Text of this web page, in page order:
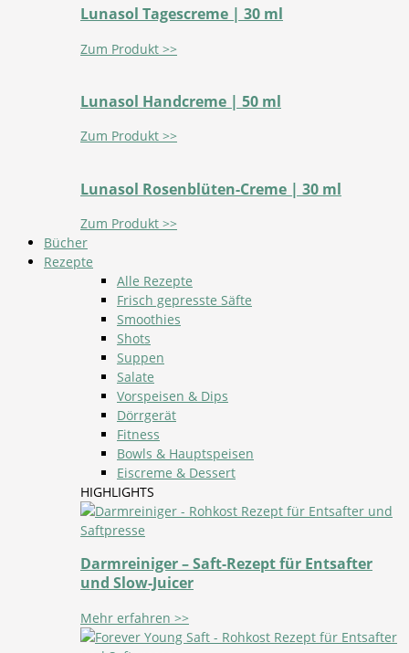
Lunasol Tagescreme | 30 ml
Zum Produkt >>
Lunasol Handcreme | 50 ml
Zum Produkt >>
Lunasol Rosenblüten-Creme | 30 ml
Zum Produkt >>
Bücher
Rezepte
Alle Rezepte
Frisch gepresste Säfte
Smoothies
Shots
Suppen
Salate
Vorspeisen & Dips
Dörrgerät
Fitness
Bowls & Hauptspeisen
Eiscreme & Dessert
HIGHLIGHTS
Darmreiniger – Saft-Rezept für Entsafter
und Slow-Juicer
Mehr erfahren >>